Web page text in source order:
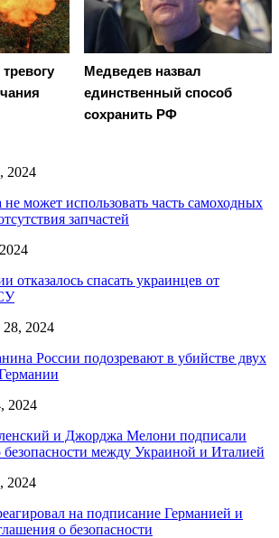
Медведев назвал
единственный способ
сохранить РФ
2024
может использовать часть самоходных
запчастей
отказалось спасать украинцев от
2024
России подозревают в убийстве двух
2024
и Джорджа Мелони подписали
безопасности между Украиной и Италией
2024
на подписание Германией и
о безопасности